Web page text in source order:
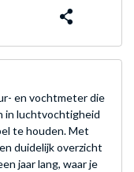
en vochtmeter die
in luchtvochtigheid
te houden. Met
duidelijk overzicht
jaar lang, waar je